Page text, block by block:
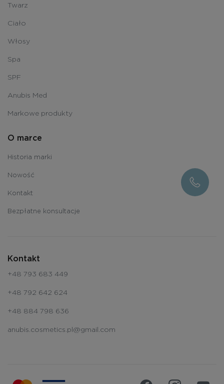
Twarz
Ciało
Włosy
Spa
SPF
Anubis Med
Markowe produkty
O marce
Historia marki
Nowość
Kontakt
Bezpłatne konsultacje
Kontakt
+48 793 683 449
+48 792 642 624
+48 884 798 636
anubis.cosmetics.pl@gmail.com